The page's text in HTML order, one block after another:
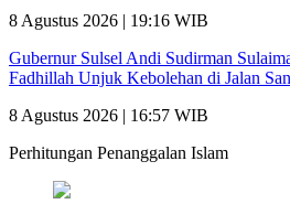
8 Agustus 2026 | 19:16 WIB
Gubernur Sulsel Andi Sudirman
Fadhillah Unjuk Kebolehan di Jalan
8 Agustus 2026 | 16:57 WIB
Perhitungan Penanggalan Islam